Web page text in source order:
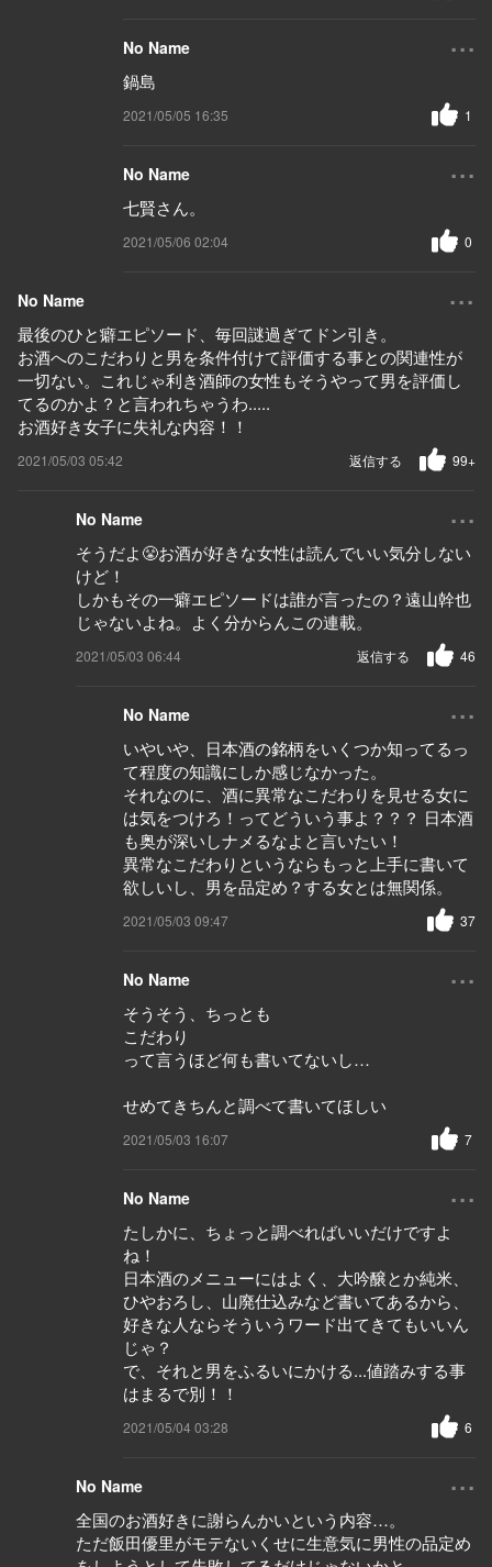
No Name ...
鍋島
2021/05/05 16:35 1
No Name ...
七賢さん。
2021/05/06 02:04 0
No Name ...
最後のひと癖エピソード、毎回謎過ぎてドン引き。
お酒へのこだわりと男を条件付けて評価する事との関連性が
一切ない。これじゃ利き酒師の女性もそうやって男を評価し
てるのかよ？と言われちゃうわ.....
お酒好き女子に失礼な内容！！
2021/05/03 05:42 99+
返信する
No Name ...
そうだよ😤お酒が好きな女性は読んでいい気分しない
けど！
しかもその一癖エピソードは誰が言ったの？遠山幹也
じゃないよね。よく分からんこの連載。
2021/05/03 06:44 46
返信する
No Name ...
いやいや、日本酒の銘柄をいくつか知ってるっ
て程度の知識にしか感じなかった。
それなのに、酒に異常なこだわりを見せる女に
は気をつけろ！ってどういう事よ？？？ 日本酒
も奥が深いしナメるなよと言いたい！
異常なこだわりというならもっと上手に書いて
欲しいし、男を品定め？する女とは無関係。
2021/05/03 09:47 37
No Name ...
そうそう、ちっとも
こだわり
って言うほど何も書いてないし…
せめてきちんと調べて書いてほしい
2021/05/03 16:07 7
No Name ...
たしかに、ちょっと調べればいいだけですよ
ね！
日本酒のメニューにはよく、大吟醸とか純米、
ひやおろし、山廃仕込みなど書いてあるから、
好きな人ならそういうワード出てきてもいいん
じゃ？
で、それと男をふるいにかける...値踏みする事
はまるで別！！
2021/05/04 03:28 6
No Name ...
全国のお酒好きに謝らんかいという内容…。
ただ飯田優里がモテないくせに生意気に男性の品定め